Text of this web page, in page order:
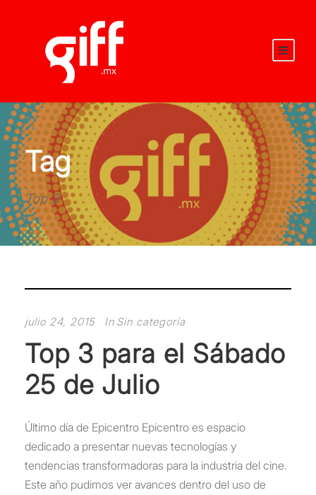
Tag
Top 3
julio 24, 2015 In Sin categoría
Top 3 para el Sábado
25 de Julio
Último día de Epicentro Epicentro es espacio
dedicado a presentar nuevas tecnologías y
tendencias transformadoras para la industria del cine.
Este año pudimos ver avances dentro del uso de